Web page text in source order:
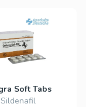
Soft Tabs
Sildenafil